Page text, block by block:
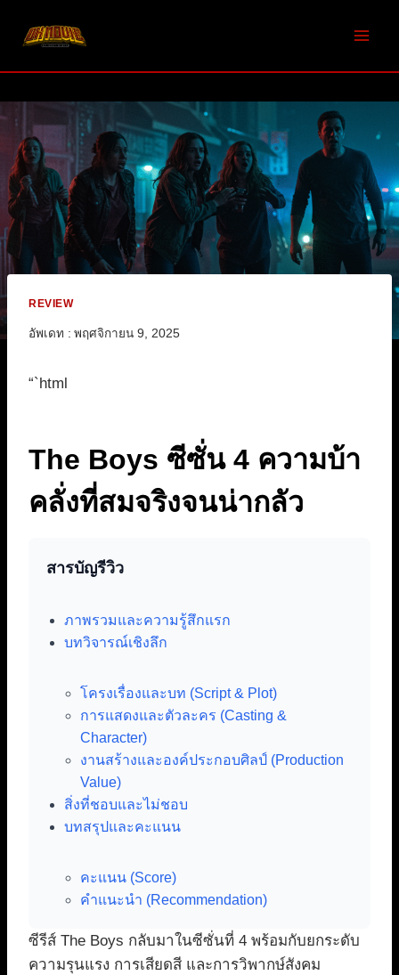
REVIEW
อัพเดท : พฤศจิกายน 9, 2025
“`html
The Boys ซีซั่น 4 ความบ้า
คลั่งที่สมจริงจนน่ากลัว
สารบัญรีวิว
ภาพรวมและความรู้สึกแรก
บทวิจารณ์เชิงลึก
โครงเรื่องและบท (Script & Plot)
การแสดงและตัวละคร (Casting &
Character)
งานสร้างและองค์ประกอบศิลป์ (Production
Value)
สิ่งที่ชอบและไม่ชอบ
บทสรุปและคะแนน
คะแนน (Score)
คำแนะนำ (Recommendation)
ซีรีส์ The Boys กลับมาในซีซั่นที่ 4 พร้อมกับยกระดับ
ความรุนแรง การเสียดสี และการวิพากษ์สังคม